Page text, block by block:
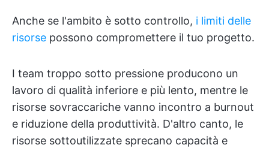
Anche se l'ambito è sotto controllo, i limiti delle
risorse possono compromettere il tuo progetto.
I team troppo sotto pressione producono un
lavoro di qualità inferiore e più lento, mentre le
risorse sovraccariche vanno incontro a burnout
e riduzione della produttività. D'altro canto, le
risorse sottoutilizzate sprecano capacità e